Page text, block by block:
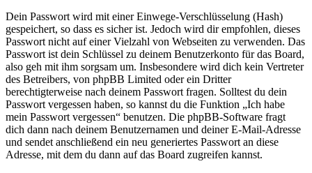
Dein Passwort wird mit einer Einwege-Verschlüsselung (Hash)
gespeichert, so dass es sicher ist. Jedoch wird dir empfohlen, dieses
Passwort nicht auf einer Vielzahl von Webseiten zu verwenden. Das
Passwort ist dein Schlüssel zu deinem Benutzerkonto für das Board,
also geh mit ihm sorgsam um. Insbesondere wird dich kein Vertreter
des Betreibers, von phpBB Limited oder ein Dritter
berechtigterweise nach deinem Passwort fragen. Solltest du dein
Passwort vergessen haben, so kannst du die Funktion „Ich habe
mein Passwort vergessen“ benutzen. Die phpBB-Software fragt
dich dann nach deinem Benutzernamen und deiner E-Mail-Adresse
und sendet anschließend ein neu generiertes Passwort an diese
Adresse, mit dem du dann auf das Board zugreifen kannst.